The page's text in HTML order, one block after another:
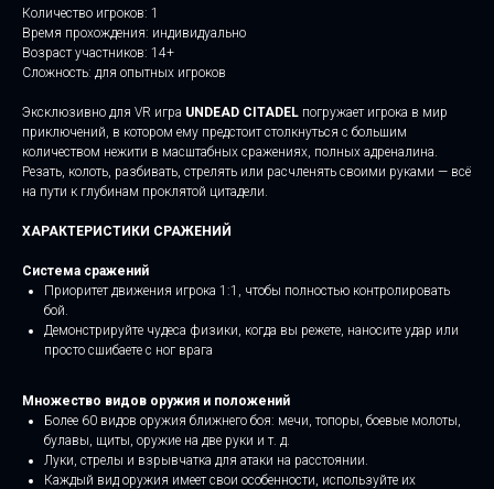
Количество игроков: 1
Время прохождения: индивидуально
Возраст участников: 14+
Сложность: для опытных игроков
Эксклюзивно для VR игра UNDEAD CITADEL погружает игрока в мир
приключений, в котором ему предстоит столкнуться с большим
количеством нежити в масштабных сражениях, полных адреналина.
Резать, колоть, разбивать, стрелять или расчленять своими руками — всё
на пути к глубинам проклятой цитадели.
ХАРАКТЕРИСТИКИ СРАЖЕНИЙ
Система сражений
Приоритет движения игрока 1:1, чтобы полностью контролировать
бой.
Демонстрируйте чудеса физики, когда вы режете, наносите удар или
просто сшибаете с ног врага
Множество видов оружия и положений
Более 60 видов оружия ближнего боя: мечи, топоры, боевые молоты,
булавы, щиты, оружие на две руки и т. д.
Луки, стрелы и взрывчатка для атаки на расстоянии.
Каждый вид оружия имеет свои особенности, используйте их